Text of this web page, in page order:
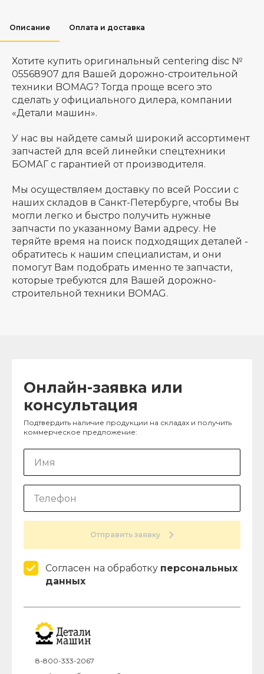
Описание Оплата и доставка
Хотите купить оригинальный centering disc №
05568907 для Вашей дорожно-строительной
техники BOMAG? Тогда проще всего это
сделать у официального дилера, компании
«Детали машин».
У нас вы найдете самый широкий ассортимент
запчастей для всей линейки спецтехники
БОМАГ с гарантией от производителя.
Мы осуществляем доставку по всей России с
наших складов в Санкт-Петербурге, чтобы Вы
могли легко и быстро получить нужные
запчасти по указанному Вами адресу. Не
теряйте время на поиск подходящих деталей -
обратитесь к нашим специалистам, и они
помогут Вам подобрать именно те запчасти,
которые требуются для Вашей дорожно-
строительной техники BOMAG.
Онлайн-заявка или
консультация
Подтвердить наличие продукции на складах и получить
коммерческое предложение:
Отправить заявку
Согласен на обработку персональных
данных
8-800-333-2067